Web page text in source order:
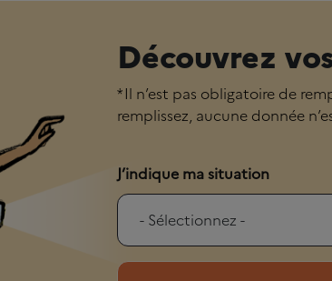
Découvrez
* Il n’est pas obligatoire de
remplissez, aucune donnée
J’indique ma situation